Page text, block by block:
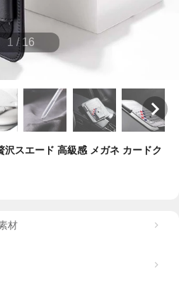
1 / 16
スエード 高級感 メガネ カードク
材